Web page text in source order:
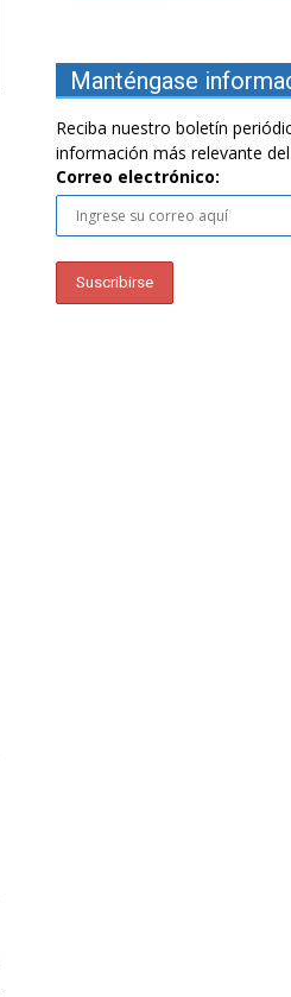
Manténgase
Reciba nuestro boletín
información más relevante
Correo electrónico: